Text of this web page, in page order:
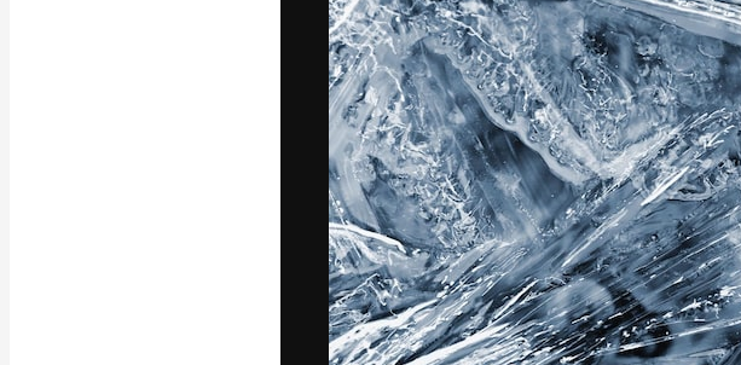
Copyright © 2010-2026Freepik Company S.L.U.